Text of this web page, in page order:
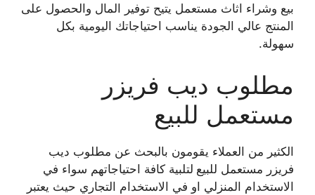
بيع وشراء اثاث مستعمل يتيح توفير المال والحصول على
المنتج عالي الجودة يناسب احتياجاتك اليومية بكل
سهولة.
مطلوب ديب فريزر
مستعمل للبيع
الكثير من العملاء يقومون بالبحث عن مطلوب ديب
فريزر مستعمل للبيع لتلبية كافة احتياجاتهم سواء في
الاستخدام المنزلي او في الاستخدام التجاري حيث يعتبر